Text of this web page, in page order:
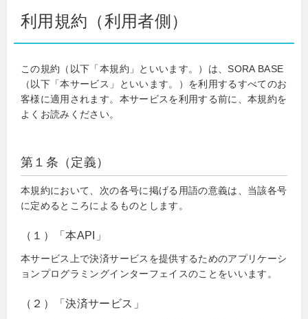
利用規約（利用者側）
この規約（以下「本規約」といいます。）は、SORA BASE
（以下「本サービス」といいます。）を利用するすべてのお
客様に適用されます。本サービスを利用する前に、本規約を
よくお読みください。
第１条（定義）
本規約において、次の各号に掲げる用語の意義は、当該各号
に定めるところによるものとします。
（１）「本API」
本サービス上で決済サービスを提供するためのアプリケーシ
ョンプログラミングインターフェイスのことをいいます。
（２）「決済サービス」